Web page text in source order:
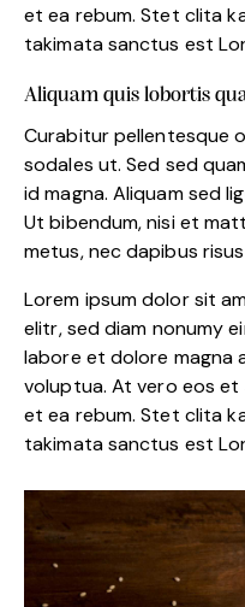
et ea rebum. Stet clita
takimata sanctus est
Aliquam quis lobortis
Curabitur pellentesque
sodales ut. Sed sed
id magna. Aliquam sed
Ut bibendum, nisi et
metus, nec dapibus
Lorem ipsum dolor sit
elitr, sed diam nonumy
labore et dolore magna
voluptua. At vero eos
et ea rebum. Stet clita
takimata sanctus est